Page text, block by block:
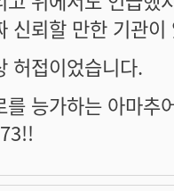
신뢰할 만한 기관
허접이었습니다.
를 능가하는 아마추